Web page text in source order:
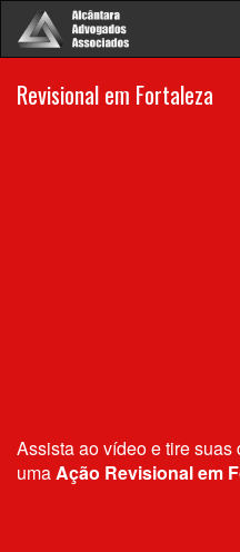
Revisional em Fortaleza
Assista ao vídeo e tire
umaAção Revisional em